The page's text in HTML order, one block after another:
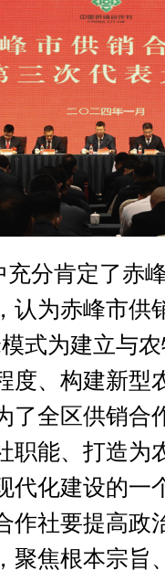
充分肯定了赤
认为赤峰市供
式为建立与
度、构建新型
了全区供销合
职能、打造为
代化建设的一
作社要提高政
聚焦根本宗旨